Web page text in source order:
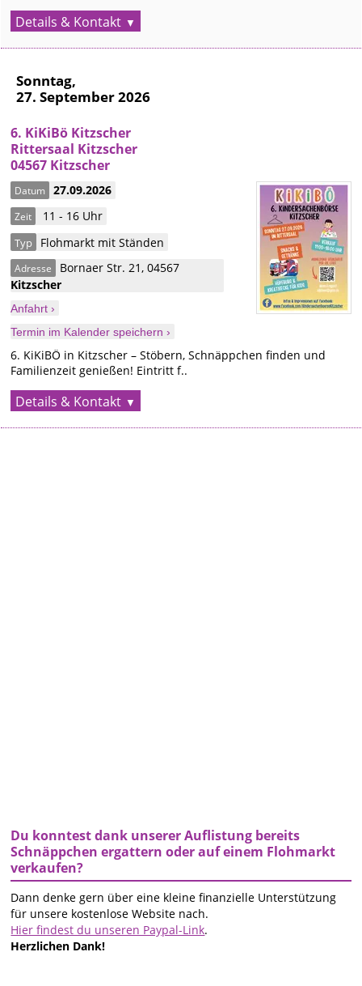
Details & Kontakt
Sonntag,
27. September 2026
6. KiKiBö Kitzscher
Rittersaal Kitzscher
04567 Kitzscher
Datum 27.09.2026
Zeit 11 - 16 Uhr
Typ Flohmarkt mit Ständen
Adresse Bornaer Str. 21,04567
Kitzscher
Anfahrt ›
Termin im Kalender speichern ›
6. KiKiBÖ in Kitzscher – Stöbern, Schnäppchen finden und
Familienzeit genießen! Eintritt f..
Details & Kontakt
Du konntest dank unserer Auflistung bereits
Schnäppchen ergattern oder auf einem Flohmarkt
verkaufen?
Dann denke gern über eine kleine finanzielle Unterstützung
für unsere kostenlose Website nach.
Hier findest du unseren Paypal-Link.
Herzlichen Dank!